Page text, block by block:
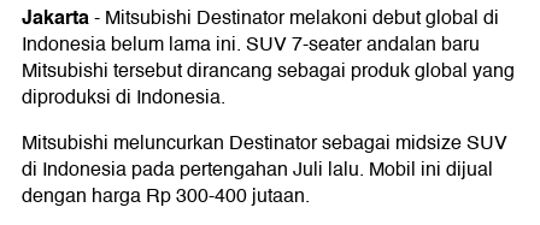
Jakarta-Mitsubishi Destinator melakoni debut global di
Indonesia belum lama ini. SUV 7-seater andalan baru
Mitsubishi tersebut dirancang sebagai produk global yang
diproduksi di Indonesia.
Mitsubishi meluncurkan Destinator sebagai midsize SUV
di Indonesia pada pertengahan Juli lalu. Mobil ini dijual
dengan harga Rp 300-400 jutaan.